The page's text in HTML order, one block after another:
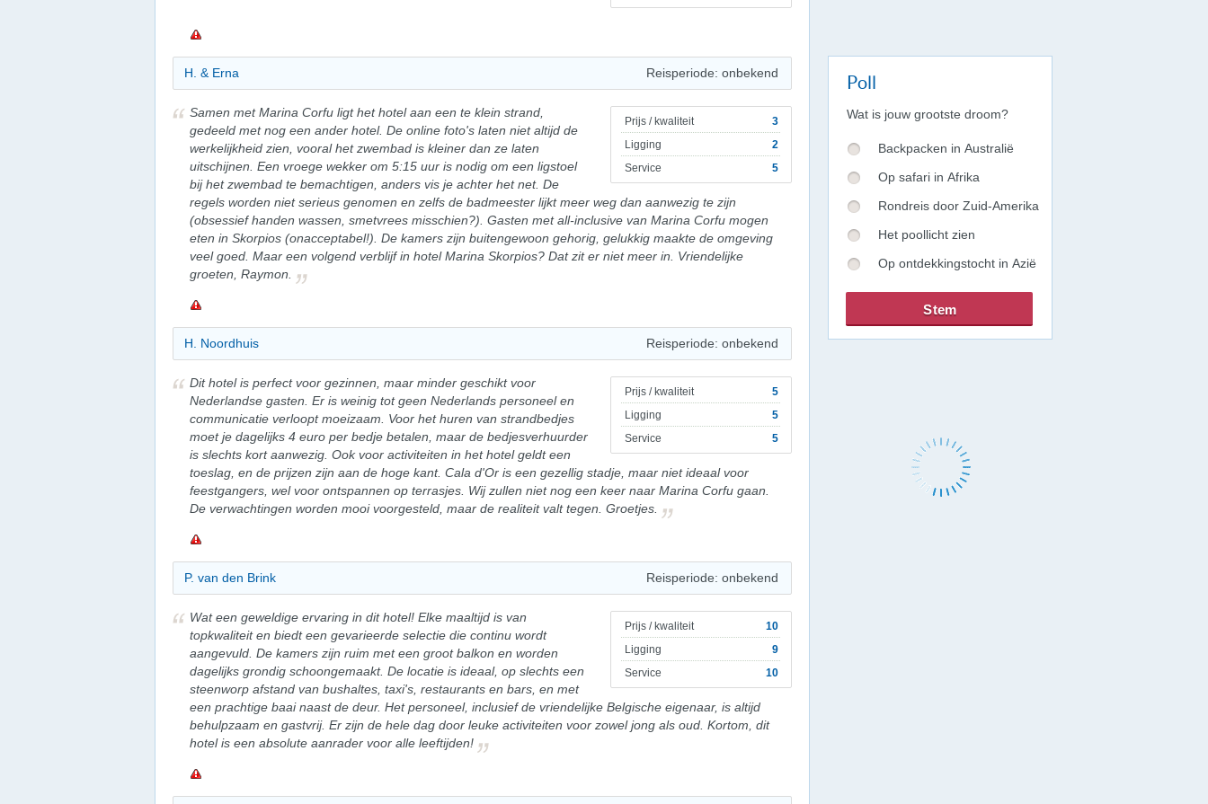
H. & Erna Reisperiode: onbekend
Prijs / kwaliteit
3
Ligging
2
Service
5
Samen met Marina Corfu ligt het hotel aan een te klein strand,
gedeeld met nog een ander hotel. De online foto's laten niet altijd de
werkelijkheid zien, vooral het zwembad is kleiner dan ze laten
uitschijnen. Een vroege wekker om 5:15 uur is nodig om een ligstoel
bij het zwembad te bemachtigen, anders vis je achter het net. De
regels worden niet serieus genomen en zelfs de badmeester lijkt meer weg dan aanwezig te zijn
(obsessief handen wassen, smetvrees misschien?). Gasten met all-inclusive van Marina Corfu mogen
eten in Skorpios (onacceptabel!). De kamers zijn buitengewoon gehorig, gelukkig maakte de omgeving
veel goed. Maar een volgend verblijf in hotel Marina Skorpios? Dat zit er niet meer in. Vriendelijke
groeten, Raymon.
H. Noordhuis Reisperiode: onbekend
Prijs / kwaliteit
5
Ligging
5
Service
5
Dit hotel is perfect voor gezinnen, maar minder geschikt voor
Nederlandse gasten. Er is weinig tot geen Nederlands personeel en
communicatie verloopt moeizaam. Voor het huren van strandbedjes
moet je dagelijks 4 euro per bedje betalen, maar de bedjesverhuurder
is slechts kort aanwezig. Ook voor activiteiten in het hotel geldt een
toeslag, en de prijzen zijn aan de hoge kant. Cala d'Or is een gezellig stadje, maar niet ideaal voor
feestgangers, wel voor ontspannen op terrasjes. Wij zullen niet nog een keer naar Marina Corfu gaan.
De verwachtingen worden mooi voorgesteld, maar de realiteit valt tegen. Groetjes.
P. van den Brink Reisperiode: onbekend
Prijs / kwaliteit
10
Ligging
9
Service
10
Wat een geweldige ervaring in dit hotel! Elke maaltijd is van
topkwaliteit en biedt een gevarieerde selectie die continu wordt
aangevuld. De kamers zijn ruim met een groot balkon en worden
dagelijks grondig schoongemaakt. De locatie is ideaal, op slechts een
steenworp afstand van bushaltes, taxi's, restaurants en bars, en met
een prachtige baai naast de deur. Het personeel, inclusief de vriendelijke Belgische eigenaar, is altijd
behulpzaam en gastvrij. Er zijn de hele dag door leuke activiteiten voor zowel jong als oud. Kortom, dit
hotel is een absolute aanrader voor alle leeftijden!
Poll
Wat is jouw grootste droom?
Backpacken in Australië
Op safari in Afrika
Rondreis door Zuid-Amerika
Het poollicht zien
Op ontdekkingstocht in Azië